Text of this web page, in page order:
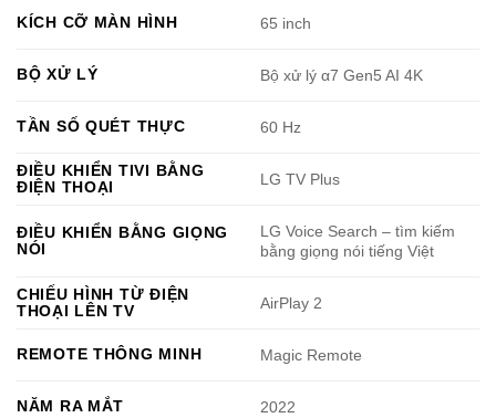
KÍCH CỠ MÀN HÌNH 65 inch
BỘ XỬ LÝ Bộ xử lý α7 Gen5 AI 4K
TẦN SỐ QUÉT THỰC 60 Hz
ĐIỀU KHIỂN TIVI BẰNG
ĐIỆN THOẠI
LG TV Plus
ĐIỀU KHIỂN BẰNG GIỌNG
NÓI
LG Voice Search – tìm kiếm
bằng giọng nói tiếng Việt
CHIẾU HÌNH TỪ ĐIỆN
THOẠI LÊN TV
AirPlay 2
REMOTE THÔNG MINH Magic Remote
NĂM RA MẮT 2022